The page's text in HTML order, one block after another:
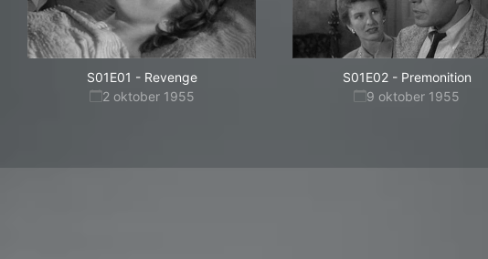
S01E01 - Revenge
2 oktober 1955
S01E02- Premonition
9 oktober 1955